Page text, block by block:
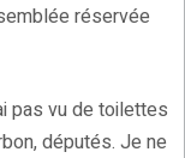
réservée
pas vu de toilettes
députés. Je ne